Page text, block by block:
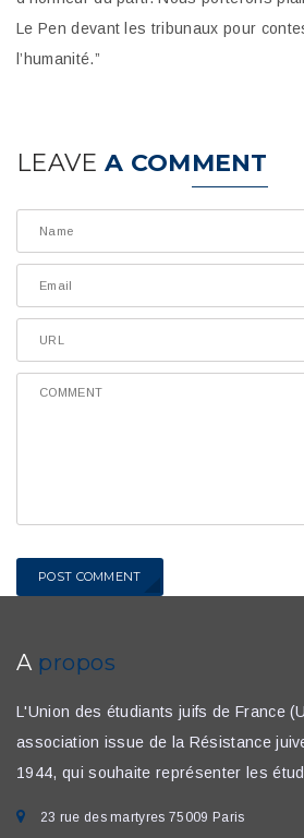
Le Pen devant les tribunaux pour
l’humanité.”
LEAVE A COMMENT
POST COMMENT
A propos
L'Union des étudiants juifs de France
association issue de la Résistance
1944, qui souhaite représenter les
23 rue des martyres 75009 Paris